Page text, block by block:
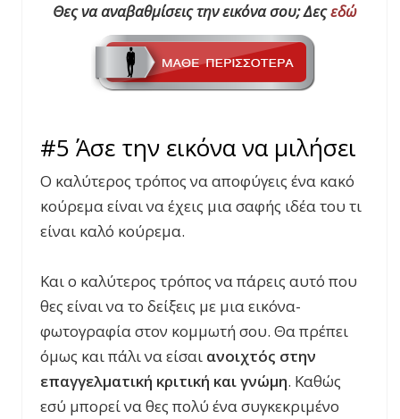
Θες να αναβαθμίσεις την εικόνα σου;Δεςεδώ
#5 Άσε την εικόνα να μιλήσει
Ο καλύτερος τρόπος να αποφύγεις ένα κακό
κούρεμα είναι να έχεις μια σαφής ιδέα του τι
είναι καλό κούρεμα.
Και ο καλύτερος τρόπος να πάρεις αυτό που
θες είναι να το δείξεις με μια εικόνα-
φωτογραφία στον κομμωτή σου. Θα πρέπει
όμως και πάλι να είσαι ανοιχτός στην
επαγγελματική κριτική και γνώμη. Καθώς
εσύ μπορεί να θες πολύ ένα συγκεκριμένο